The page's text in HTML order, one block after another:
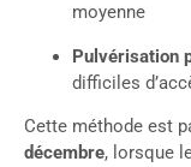
moyenne
Pulvérisation
difficiles
Cette méthode est
décembre, lorsque